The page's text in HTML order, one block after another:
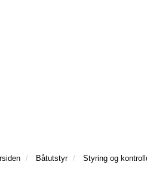
Båtutstyr Styring og